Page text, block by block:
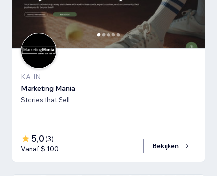
KA, IN
Marketing Mania
Stories that Sell
5,0 (3)
Vanaf $ 100
Bekijken